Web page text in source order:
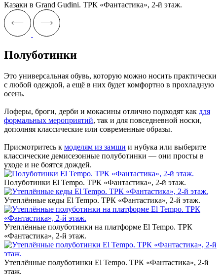
Казаки в Grand Gudini. ТРК «Фантастика», 2-й этаж.‎
Полуботинки
Это универсальная обувь, которую можно носить практически
с любой одеждой, а ещё в них будет комфортно в прохладную
осень.
Лоферы, броги, дерби и мокасины отлично подходят как для
формальных мероприятий, так и для повседневной носки,
дополняя классические или современные образы.
Присмотритесь к моделям из замши и нубука или выберите
классические демисезонные полуботинки — они просты в
уходе и не боятся дождей.
Полуботинки El Tempo. ТРК «Фантастика», 2-й этаж.
Утеплённые кеды El Tempo. ТРК «Фантастика», 2-й этаж.
Утеплённые полуботинки на платформе El Tempo. ТРК
«Фантастика», 2-й этаж.
Утеплённые полуботинки El Tempo. ТРК «Фантастика», 2-й
этаж.